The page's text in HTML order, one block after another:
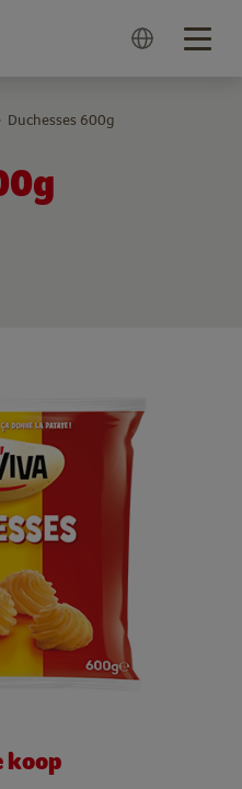
Duchesses 600g
koop